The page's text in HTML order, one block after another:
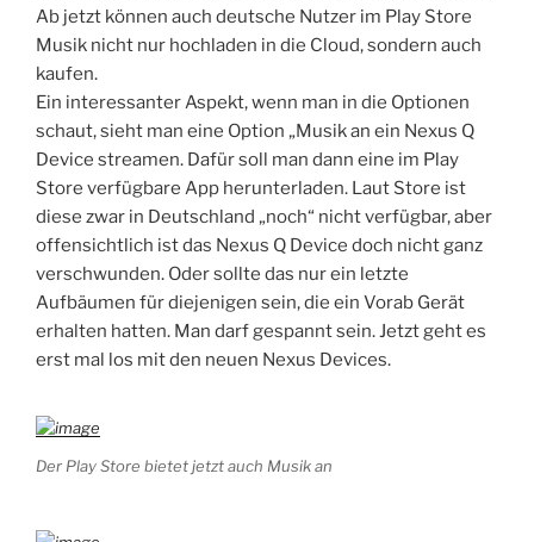
Ab jetzt können auch deutsche Nutzer im Play Store
Musik nicht nur hochladen in die Cloud, sondern auch
kaufen.
Ein interessanter Aspekt, wenn man in die Optionen
schaut, sieht man eine Option „Musik an ein Nexus Q
Device streamen. Dafür soll man dann eine im Play
Store verfügbare App herunterladen. Laut Store ist
diese zwar in Deutschland „noch“ nicht verfügbar, aber
offensichtlich ist das Nexus Q Device doch nicht ganz
verschwunden. Oder sollte das nur ein letzte
Aufbäumen für diejenigen sein, die ein Vorab Gerät
erhalten hatten. Man darf gespannt sein. Jetzt geht es
erst mal los mit den neuen Nexus Devices.
Der Play Store bietet jetzt auch Musik an